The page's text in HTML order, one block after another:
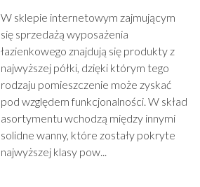
W sklepie internetowym zajmującym
się sprzedażą wyposażenia
łazienkowego znajdują się produkty z
najwyższej półki, dzięki którym tego
rodzaju pomieszczenie może zyskać
pod względem funkcjonalności. W skład
asortymentu wchodzą między innymi
solidne wanny, które zostały pokryte
najwyższej klasy pow...